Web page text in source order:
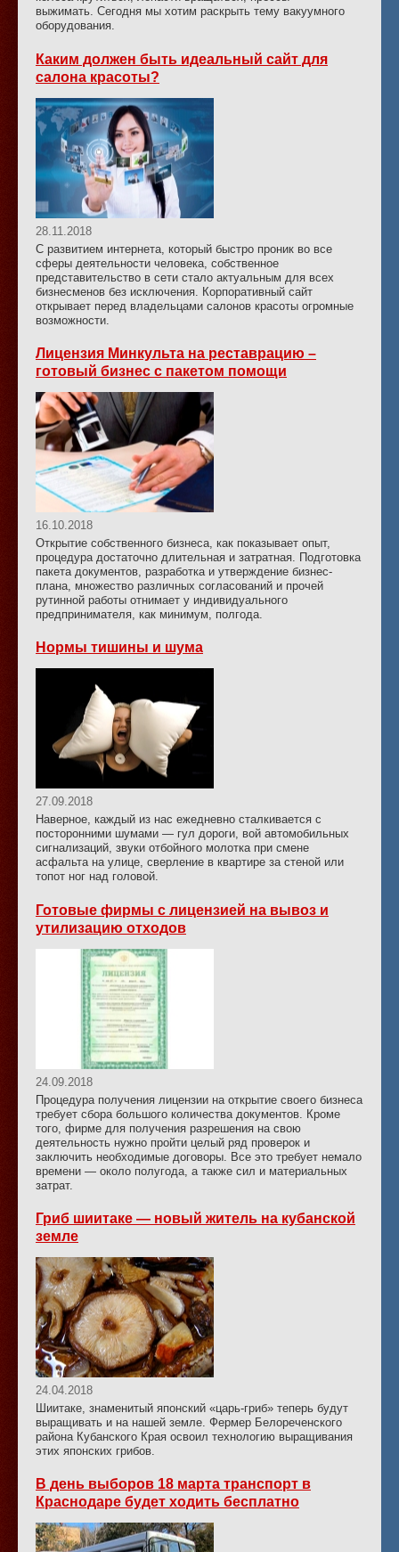
выжимать. Сегодня мы хотим раскрыть тему вакуумного
оборудования.
Каким должен быть идеальный сайт для
салона красоты?
28.11.2018
С развитием интернета, который быстро проник во все
сферы деятельности человека, собственное
представительство в сети стало актуальным для всех
бизнесменов без исключения. Корпоративный сайт
открывает перед владельцами салонов красоты огромные
возможности.
Лицензия Минкульта на реставрацию –
готовый бизнес с пакетом помощи
16.10.2018
Открытие собственного бизнеса, как показывает опыт,
процедура достаточно длительная и затратная. Подготовка
пакета документов, разработка и утверждение бизнес-
плана, множество различных согласований и прочей
рутинной работы отнимает у индивидуального
предпринимателя, как минимум, полгода.
Нормы тишины и шума
27.09.2018
Наверное, каждый из нас ежедневно сталкивается с
посторонними шумами — гул дороги, вой автомобильных
сигнализаций, звуки отбойного молотка при смене
асфальта на улице, сверление в квартире за стеной или
топот ног над головой.
Готовые фирмы с лицензией на вывоз и
утилизацию отходов
24.09.2018
Процедура получения лицензии на открытие своего бизнеса
требует сбора большого количества документов. Кроме
того, фирме для получения разрешения на свою
деятельность нужно пройти целый ряд проверок и
заключить необходимые договоры. Все это требует немало
времени — около полугода, а также сил и материальных
затрат.
Гриб шиитаке — новый житель на кубанской
земле
24.04.2018
Шиитаке, знаменитый японский «царь-гриб» теперь будут
выращивать и на нашей земле. Фермер Белореченского
района Кубанского Края освоил технологию выращивания
этих японских грибов.
В день выборов 18 марта транспорт в
Краснодаре будет ходить бесплатно